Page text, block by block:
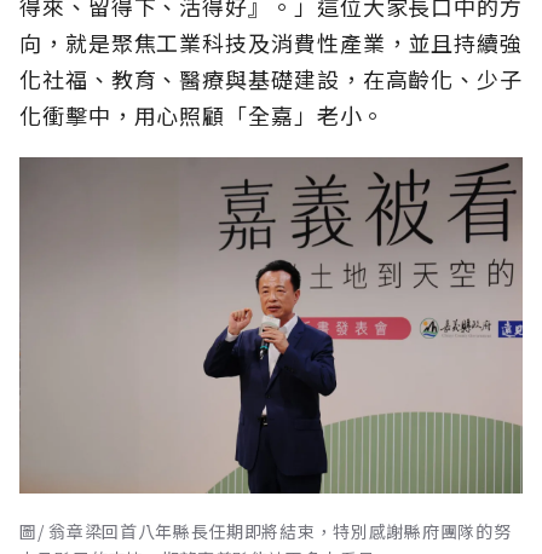
得來、留得下、活得好』。」這位大家長口中的方
向，就是聚焦工業科技及消費性產業，並且持續強
化社福、教育、醫療與基礎建設，在高齡化、少子
化衝擊中，用心照顧「全嘉」老小。
圖/ 翁章梁回首八年縣長任期即將結束，特別感謝縣府團隊的努